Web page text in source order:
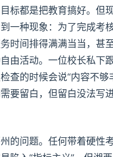
标都是把教育搞好。但
一种现象：为了完成考
时间排得满满当当，甚
由活动。一位校长私下
查的时候会说“内容不够
要留白，但留白没法写
的问题。任何带着硬性